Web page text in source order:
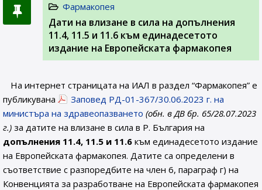
Фармакопея
Дати на влизане в сила на допълнения
11.4, 11.5 и 11.6 към единадесетото
издание на Европейската фармакопея
На интернет страницата на ИАЛ в раздел “Фармакопея” е
публикувана
Заповед РД-01-367/30.06.2023 г. на
министъра на здравеопазването (обн. в ДВ бр. 65/28.07.2023
г.) за датите на влизане в сила в Р. България на
допълнения 11.4, 11.5 и 11.6 към единадесетото издание
на Европейската фармакопея. Датите са определени в
съответствие с разпоредбите на член 6, параграф г) на
Конвенцията за разработване на Европейската фармакопея